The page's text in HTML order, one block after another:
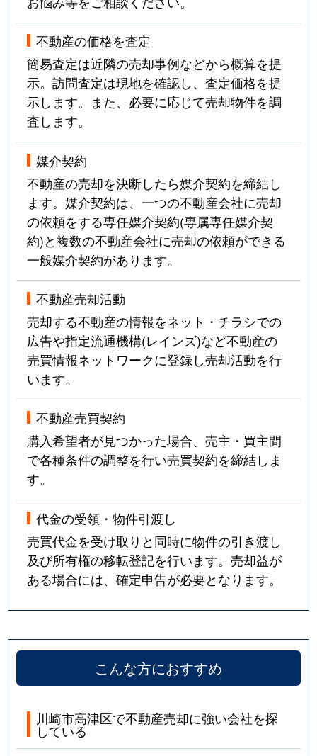
不動産の価格を査定
簡易査定は近隣の売却事例などから概算を提
示。訪問査定は現地を確認し、査定価格を提
示します。また、必要に応じて売却物件を調
査します。
媒介契約
不動産の売却を決断したら媒介契約を締結し
ます。媒介契約は、一つの不動産会社に売却
の依頼をする専任媒介契約(専属専任媒介契
約)と複数の不動産会社に売却の依頼ができる
一般媒介契約があります。
不動産売却活動
売却する不動産の情報をネット・チラシでの
広告や指定流通機構(レインズ)など不動産の
売買情報ネットワークに登録し売却活動を行
います。
不動産売買契約
購入希望者が見つかった場合、売主・買主間
で各種条件の調整を行い売買契約を締結しま
す。
代金の受領・物件引渡し
売買代金を受け取りと同時に物件の引き渡し
及び所有権の移転登記を行います。売却益が
ある場合には、確定申告が必要となります。
こんな方におすすめ
川崎市高津区で不動産売却に強い会社を探
している